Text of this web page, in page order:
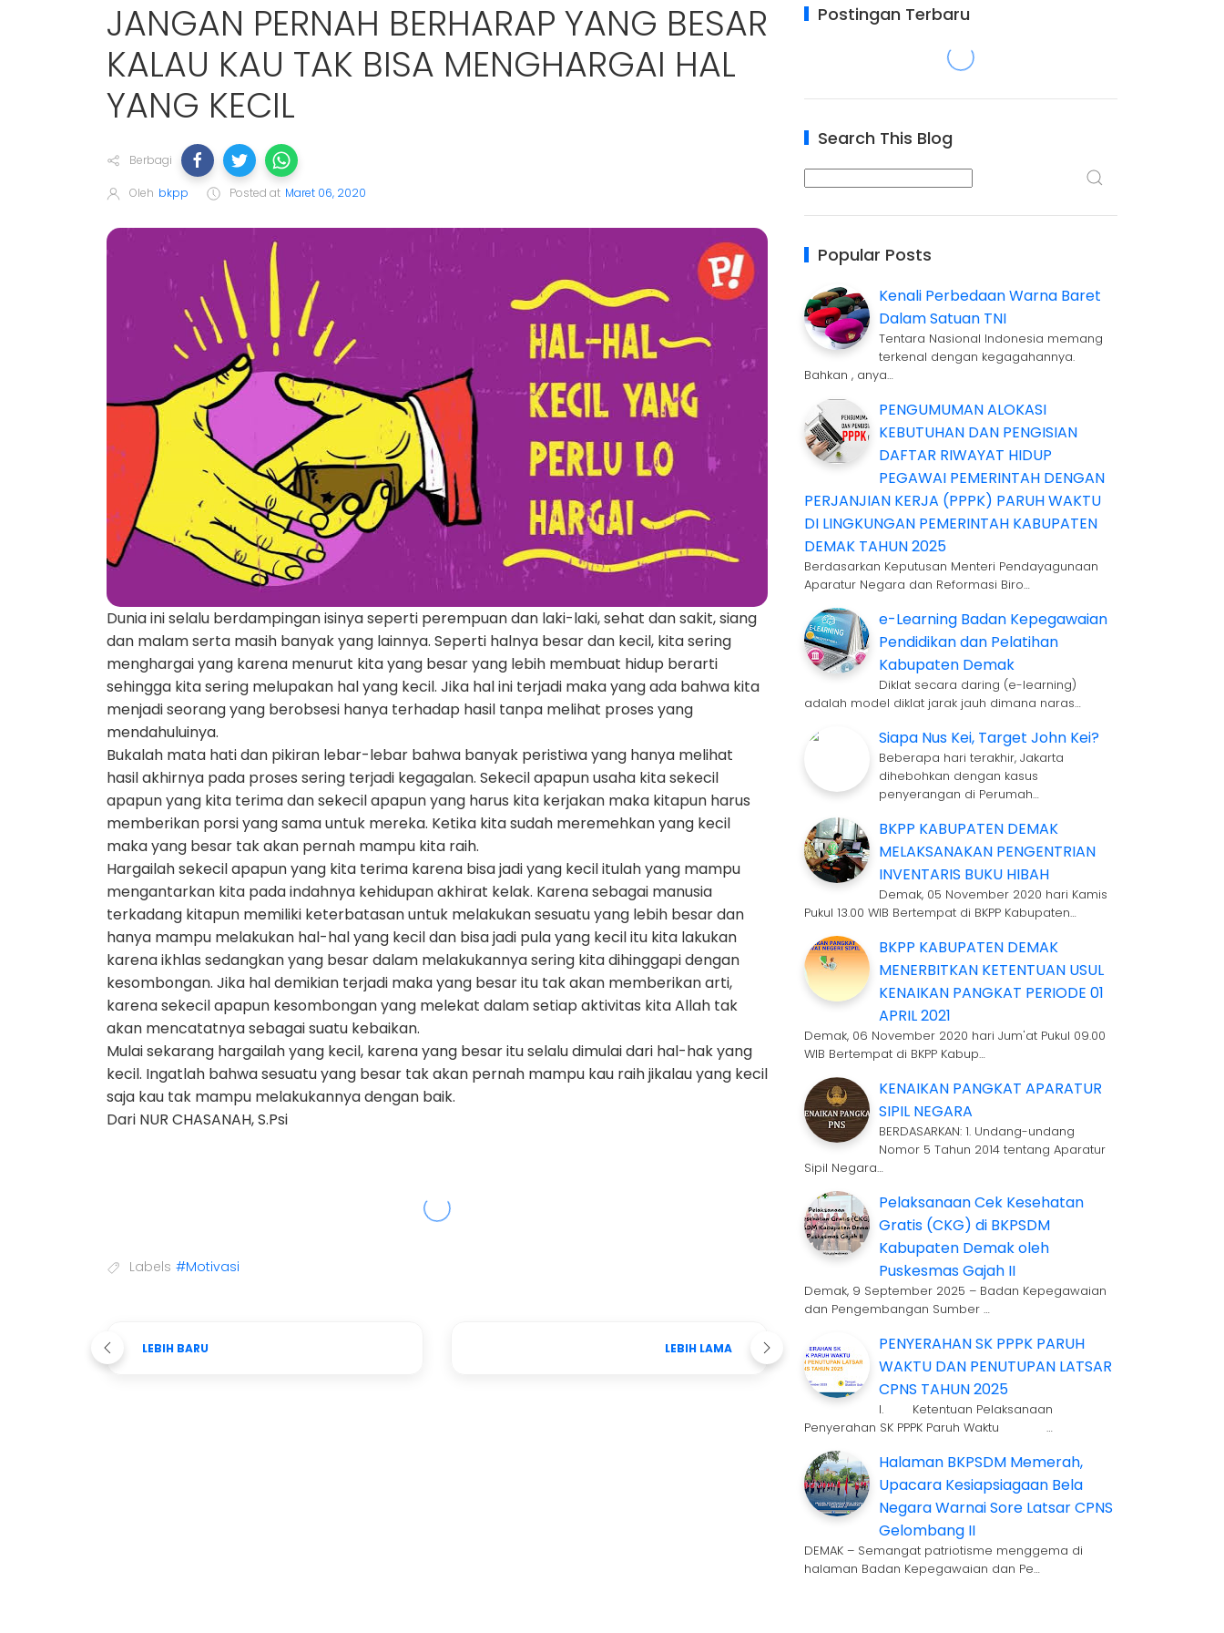
JANGAN PERNAH BERHARAP YANG BESAR
KALAU KAU TAK BISA MENGHARGAI HAL
YANG KECIL
Berbagi
Oleh bkpp Posted at Maret 06, 2020
Dunia ini selalu berdampingan isinya seperti perempuan dan laki-laki, sehat dan sakit, siang
dan malam serta masih banyak yang lainnya. Seperti halnya besar dan kecil, kita sering
menghargai yang karena menurut kita yang besar yang lebih membuat hidup berarti
sehingga kita sering melupakan hal yang kecil. Jika hal ini terjadi maka yang ada bahwa kita
menjadi seorang yang berobsesi hanya terhadap hasil tanpa melihat proses yang
mendahuluinya.
Bukalah mata hati dan pikiran lebar-lebar bahwa banyak peristiwa yang hanya melihat
hasil akhirnya pada proses sering terjadi kegagalan. Sekecil apapun usaha kita sekecil
apapun yang kita terima dan sekecil apapun yang harus kita kerjakan maka kitapun harus
memberikan porsi yang sama untuk mereka. Ketika kita sudah meremehkan yang kecil
maka yang besar tak akan pernah mampu kita raih.
Hargailah sekecil apapun yang kita terima karena bisa jadi yang kecil itulah yang mampu
mengantarkan kita pada indahnya kehidupan akhirat kelak. Karena sebagai manusia
terkadang kitapun memiliki keterbatasan untuk melakukan sesuatu yang lebih besar dan
hanya mampu melakukan hal-hal yang kecil dan bisa jadi pula yang kecil itu kita lakukan
karena ikhlas sedangkan yang besar dalam melakukannya sering kita dihinggapi dengan
kesombongan. Jika hal demikian terjadi maka yang besar itu tak akan memberikan arti,
karena sekecil apapun kesombongan yang melekat dalam setiap aktivitas kita Allah tak
akan mencatatnya sebagai suatu kebaikan.
Mulai sekarang hargailah yang kecil, karena yang besar itu selalu dimulai dari hal-hak yang
kecil. Ingatlah bahwa sesuatu yang besar tak akan pernah mampu kau raih jikalau yang kecil
saja kau tak mampu melakukannya dengan baik.
Dari NUR CHASANAH, S.Psi
Labels #Motivasi
LEBIH BARU LEBIH LAMA
Postingan Terbaru
Search This Blog
Popular Posts
Kenali Perbedaan Warna Baret
Dalam Satuan TNI
Tentara Nasional Indonesia memang
terkenal dengan kegagahannya.
Bahkan , anya…
PENGUMUMAN ALOKASI
KEBUTUHAN DAN PENGISIAN
DAFTAR RIWAYAT HIDUP
PEGAWAI PEMERINTAH DENGAN
PERJANJIAN KERJA (PPPK) PARUH WAKTU
DI LINGKUNGAN PEMERINTAH KABUPATEN
DEMAK TAHUN 2025
Berdasarkan Keputusan Menteri Pendayagunaan
Aparatur Negara dan Reformasi Biro…
e-Learning Badan Kepegawaian
Pendidikan dan Pelatihan
Kabupaten Demak
Diklat secara daring (e-learning)
adalah model diklat jarak jauh dimana naras…
Siapa Nus Kei, Target John Kei?
Beberapa hari terakhir, Jakarta
dihebohkan dengan kasus
penyerangan di Perumah…
BKPP KABUPATEN DEMAK
MELAKSANAKAN PENGENTRIAN
INVENTARIS BUKU HIBAH
Demak, 05 November 2020 hari Kamis
Pukul 13.00 WIB Bertempat di BKPP Kabupaten…
BKPP KABUPATEN DEMAK
MENERBITKAN KETENTUAN USUL
KENAIKAN PANGKAT PERIODE 01
APRIL 2021
Demak, 06 November 2020 hari Jum'at Pukul 09.00
WIB Bertempat di BKPP Kabup…
KENAIKAN PANGKAT APARATUR
SIPIL NEGARA
BERDASARKAN: 1. Undang-undang
Nomor 5 Tahun 2014 tentang Aparatur
Sipil Negara…
Pelaksanaan Cek Kesehatan
Gratis (CKG) di BKPSDM
Kabupaten Demak oleh
Puskesmas Gajah II
Demak, 9 September 2025 – Badan Kepegawaian
dan Pengembangan Sumber …
PENYERAHAN SK PPPK PARUH
WAKTU DAN PENUTUPAN LATSAR
CPNS TAHUN 2025
I. Ketentuan Pelaksanaan
Penyerahan SK PPPK Paruh Waktu …
Halaman BKPSDM Memerah,
Upacara Kesiapsiagaan Bela
Negara Warnai Sore Latsar CPNS
Gelombang II
DEMAK – Semangat patriotisme menggema di
halaman Badan Kepegawaian dan Pe…